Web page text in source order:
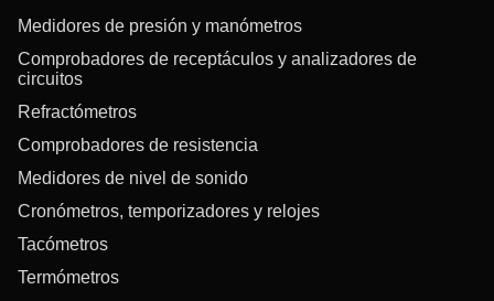
Medidores de presión y manómetros
Comprobadores de receptáculos y analizadores de
circuitos
Refractómetros
Comprobadores de resistencia
Medidores de nivel de sonido
Cronómetros, temporizadores y relojes
Tacómetros
Termómetros